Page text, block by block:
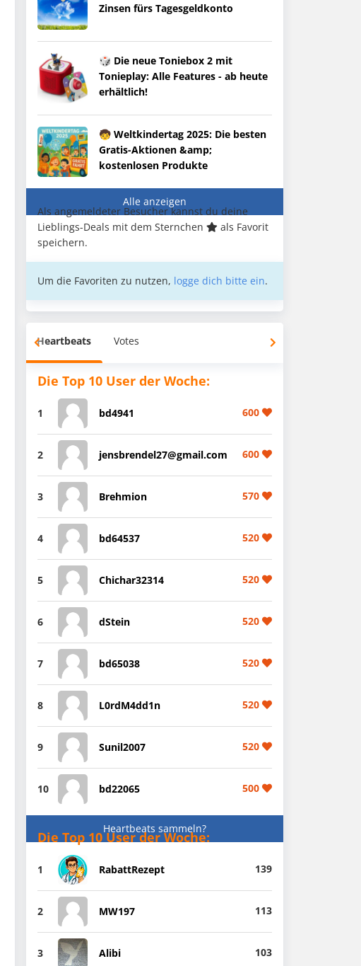
Zinsen fürs Tagesgeldkonto
🎲 Die neue Toniebox 2 mit
Tonieplay: Alle Features - ab heute
erhältlich!
🧒 Weltkindertag 2025: Die besten
Gratis-Aktionen &amp;
kostenlosen Produkte
Alle anzeigen
Als angemeldeter Besucher kannst du deine
Lieblings-Deals mit dem Sternchen
als Favorit
speichern.
Um die Favoriten zu nutzen, logge dich bitte ein.
Heartbeats Votes
Die Top 10 User der Woche:
1 bd4941 600
2 jensbrendel27@gmail.com 600
3 Brehmion 570
4 bd64537 520
5 Chichar32314 520
6 dStein 520
7 bd65038 520
8 L0rdM4dd1n 520
9 Sunil2007 520
10 bd22065 500
Heartbeats sammeln?
Die Top 10 User der Woche:
1 RabattRezept 139
2 MW197 113
3 Alibi 103